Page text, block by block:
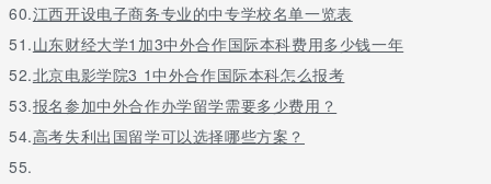
60.江西开设电子商务专业的中专学校名单一览表
51.山东财经大学1加3中外合作国际本科费用多少钱一年
52.北京电影学院3 1中外合作国际本科怎么报考
53.报名参加中外合作办学留学需要多少费用？
54.高考失利出国留学可以选择哪些方案？
55.